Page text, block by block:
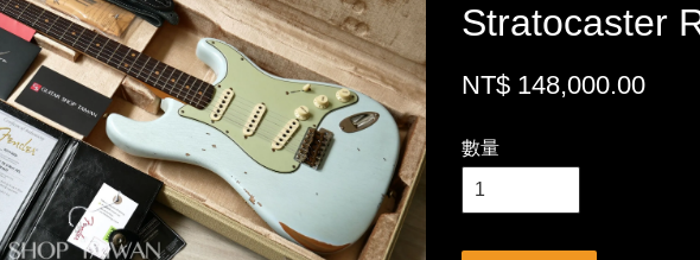
Stratocaster
NT$ 148,000.00
數量